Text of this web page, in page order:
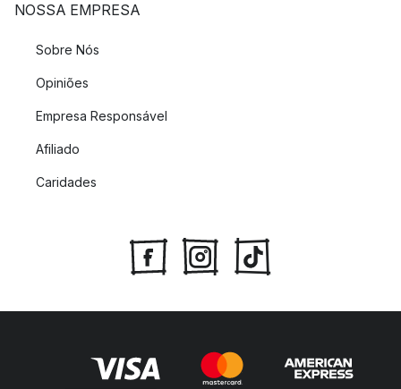
NOSSA EMPRESA
Sobre Nós
Opiniões
Empresa Responsável
Afiliado
Caridades